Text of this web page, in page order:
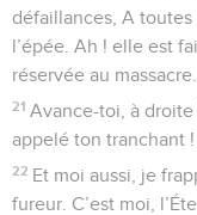
défaillances, A
l’épée. Ah ! elle est
réservée au massacre.
21 Avance-toi, à droite
appelé ton tranchant !
22 Et moi aussi, je
fureur. C’est moi,